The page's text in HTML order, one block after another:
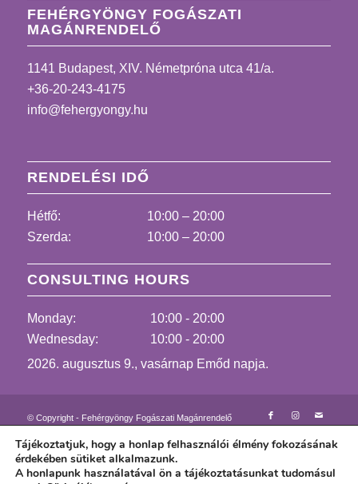
FEHÉRGYÖNGY FOGÁSZATI
MAGÁNRENDELŐ
1141 Budapest, XIV. Németpróna utca 41/a.
+36-20-243-4175
info@fehergyongy.hu
RENDELÉSI IDŐ
Hétfő:
10:00 – 20:00
Szerda:
10:00 – 20:00
CONSULTING HOURS
Monday:
10:00 - 20:00
Wednesday:
10:00 - 20:00
2026. augusztus 9., vasárnap Emőd napja.
© Copyright - Fehérgyöngy Fogászati Magánrendelő
Kapcsolat felvétel
Altatásos fogászat
Fájdalommentes fogászati kezelések
Lézer fogászat
Dr. Győrfi Adrienne
Rólunk mondják videón
Rólunk írták
Fotóalbum fogászati eseteinkből
Tájékoztatjuk, hogy a honlap felhasználói élmény fokozásának
érdekében sütiket alkalmazunk.
A honlapunk használatával ön a tájékoztatásunkat tudomásul